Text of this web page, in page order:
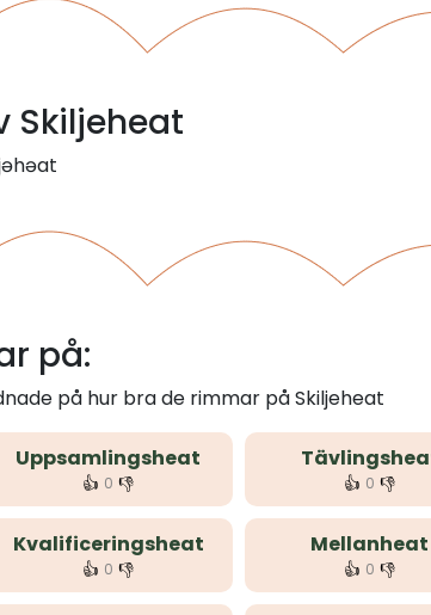
Skiljeheat
på:
på hur bra de rimmar på Skiljeheat
Uppsamlingsheat
👍 0 👎 👍 0 👎
Kvalificeringsheat
👍 0 👎
Mellanheat
👍 0 👎